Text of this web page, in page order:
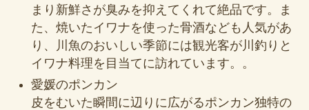
まり新鮮さが臭みを抑えてくれて絶品です。ま
た、焼いたイワナを使った骨酒なども人気があ
り、川魚のおいしい季節には観光客が川釣りと
イワナ料理を目当てに訪れています。。
愛媛のポンカン
皮をむいた瞬間に辺りに広がるポンカン独特の